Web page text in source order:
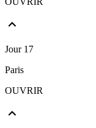
Jour 17
Paris
OUVRIR